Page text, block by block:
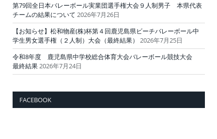
第79回全日本バレーボール実業団選手権大会９人制男子 本県代表
チームの結果について 2026年7月26日
【お知らせ】松和物産(株)杯第４回鹿児島県ビーチバレーボール中
学生男女選手権（２人制）大会（最終結果）
2026年7月25日
令和8年度 鹿児島県中学校総合体育大会バレーボール競技大会
最終結果2026年7月24日
FACEBOOK